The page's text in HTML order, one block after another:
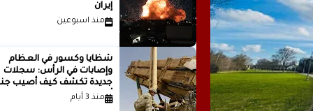
إيران
منذ اسبوعين
شظايا وكسور في العظام
وإصابات في الرأس: سجلات
جديدة تكشف كيف أصيب
أمريكيون في الحرب الإيرانية
منذ 3 أيام